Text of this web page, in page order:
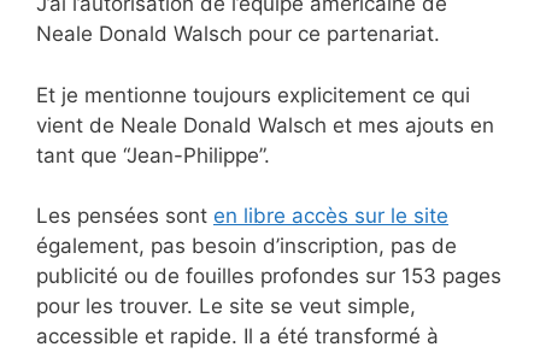
Neale Donald Walsch pour ce partenariat.
Et je mentionne toujours explicitement ce qui
vient de Neale Donald Walsch et mes ajouts en
tant que “Jean-Philippe”.
Les pensées sont en libre accès sur le site
également, pas besoin d’inscription, pas de
publicité ou de fouilles profondes sur 153 pages
pour les trouver. Le site se veut simple,
accessible et rapide. Il a été transformé à